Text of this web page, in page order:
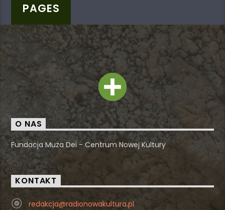
PAGES
O NAS
Fundacja Muza Dei - Centrum Nowej Kultury
KONTAKT
redakcja@radionowakultura.pl